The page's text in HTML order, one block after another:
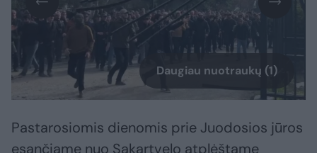
Daugiau nuotraukų (1)
Pastarosiomis dienomis prie Juodosios jūros
esančiame nuo Sakartvelo atplėštame